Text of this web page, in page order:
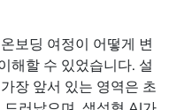
보딩 여정이 어떻게 변
해할 수 있었습니다. 설
장 앞서 있는 영역은 초